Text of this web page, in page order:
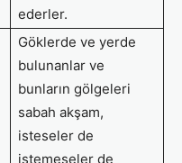
ederler.
Göklerde ve yerde
bulunanlar ve
bunların gölgeleri
sabah akşam,
isteseler de
istemeseler de